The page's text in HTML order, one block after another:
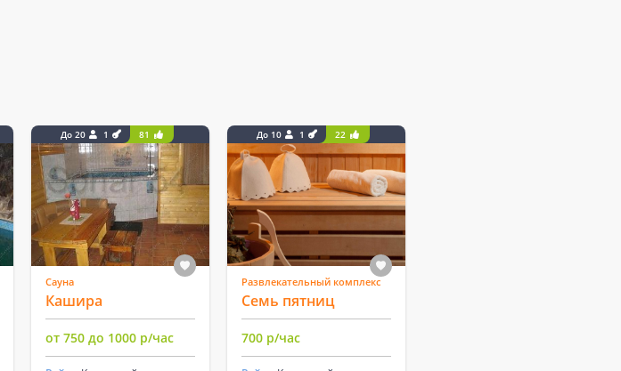
До 20 1 81
Сауна
Кашира
от 750 до 1000 р/час
До 10 1 22
Развлекательный комплекс
Семь пятниц
700 р/час